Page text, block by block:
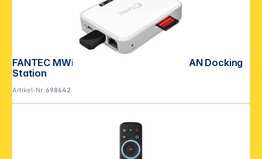
FANTEC MWiD25-DS weiss Mobile WLAN Docking
Station
Artikel-Nr.:698642